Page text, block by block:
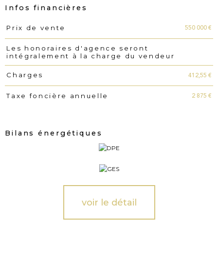
Infos financières
Caractéristiques Valeurs
Prix de vente 550 000 €
Les honoraires d'agence seront
intégralement à la charge du vendeur
Charges 412,55 €
Taxe foncière annuelle 2 875 €
Bilans énergétiques
voir le détail